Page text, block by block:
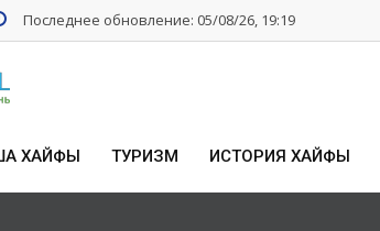
Последнее обновление: 05/08/26, 19:19
ХАЙФЫ ТУРИЗМ ИСТОРИЯ ХАЙФЫ